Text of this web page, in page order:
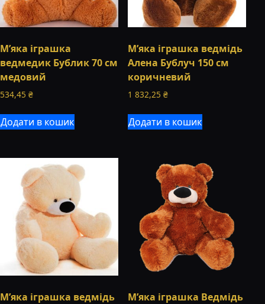
М’яка іграшка
ведмедик Бублик 70 см
медовий
534,45 ₴
Додати в кошик
М’яка іграшка ведмідь
Алена Бублуч 150 см
коричневий
1 832,25₴
Додати в кошик
М’яка іграшка ведмідь М’яка іграшка Ведмідь